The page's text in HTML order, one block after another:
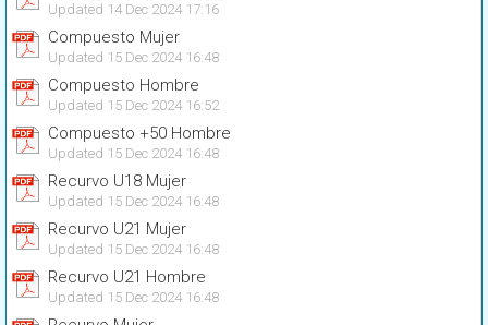
Updated 14 Dec 2024 17:16
Compuesto Mujer
Updated 15 Dec 2024 16:48
Compuesto Hombre
Updated 15 Dec 2024 16:52
Compuesto +50 Hombre
Updated 15 Dec 2024 16:48
Recurvo U18 Mujer
Updated 15 Dec 2024 16:48
Recurvo U21 Mujer
Updated 15 Dec 2024 16:48
Recurvo U21 Hombre
Updated 15 Dec 2024 16:48